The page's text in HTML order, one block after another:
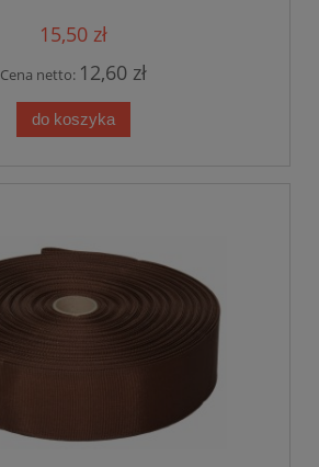
15,50 zł
Cena netto: 12,60 zł
do koszyka